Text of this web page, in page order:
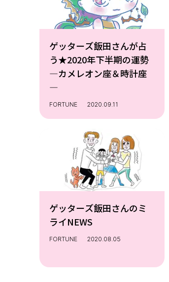
ゲッターズ飯田さんが占
う★2020年下半期の運勢
―カメレオン座＆時計座
―
FORTUNE 2020.09.11
ゲッターズ飯田さんのミ
ライNEWS
FORTUNE 2020.08.05